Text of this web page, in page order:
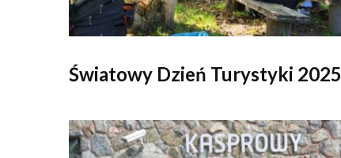
Światowy Dzień Turystyki 2025